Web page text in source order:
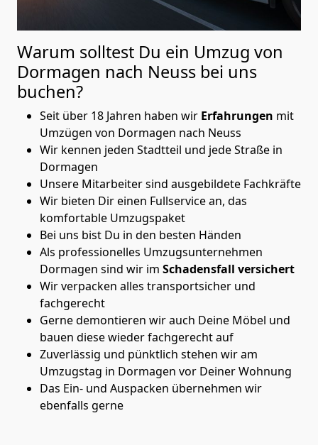
Warum solltest Du ein Umzug von
Dormagen nach Neuss bei uns
buchen?
Seit über 18 Jahren haben wir Erfahrungen mit
Umzügen von Dormagen nach Neuss
Wir kennen jeden Stadtteil und jede Straße in
Dormagen
Unsere Mitarbeiter sind ausgebildete Fachkräfte
Wir bieten Dir einen Fullservice an, das
komfortable Umzugspaket
Bei uns bist Du in den besten Händen
Als professionelles Umzugsunternehmen
Dormagen sind wir im Schadensfall versichert
Wir verpacken alles transportsicher und
fachgerecht
Gerne demontieren wir auch Deine Möbel und
bauen diese wieder fachgerecht auf
Zuverlässig und pünktlich stehen wir am
Umzugstag in Dormagen vor Deiner Wohnung
Das Ein- und Auspacken übernehmen wir
ebenfalls gerne